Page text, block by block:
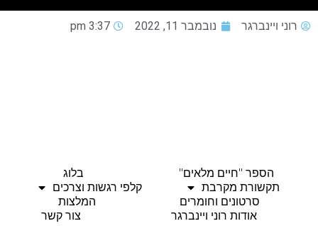
רוני ויינברגר נובמבר 11, 2022 3:37 pm
הספר "חיים מלאים"
בלוג
תקשורת מקרבת
קלפי רגשות וצרכים
סרטונים וחומרים
המלצות
אודות רוני ויינברגר
צור קשר